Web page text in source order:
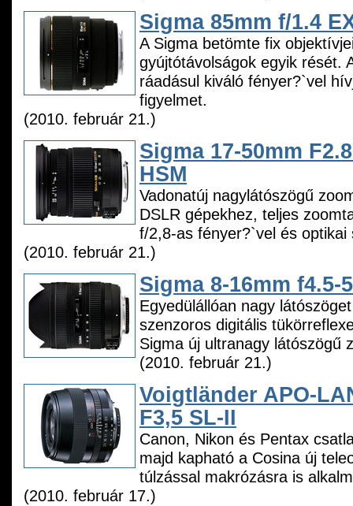
Sigma 85mm f/1.4
A Sigma betömte fix
gyújtótávolságok egyik rését.
ráadásul kiváló fényer?`vel
figyelmet.
(2010. február 21.)
Sigma 17-50mm
HSM
Vadonatúj nagylátószögű
DSLR gépekhez, teljes
f/2,8-as fényer?`vel és optikai
(2010. február 21.)
Sigma 8-16mm f4.5-
Egyedülállóan nagy
szenzoros digitális
Sigma új ultranagy látószögű
(2010. február 21.)
Voigtländer APO-
F3,5 SL-II
Canon, Nikon és Pentax
majd kapható a Cosina új
túlzással makrózásra is
(2010. február 17.)